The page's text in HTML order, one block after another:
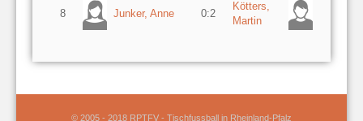
8 Junker, Anne 0:2
Kötters,
Martin
© 2005 - 2018 RPTFV - Tischfussball in Rheinland-Pfalz